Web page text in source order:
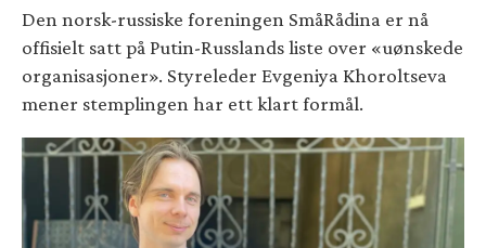
Den norsk-russiske foreningen SmåRådina er nå
offisielt satt på Putin-Russlands liste over «uønskede
organisasjoner». Styreleder Evgeniya Khoroltseva
mener stemplingen har ett klart formål.